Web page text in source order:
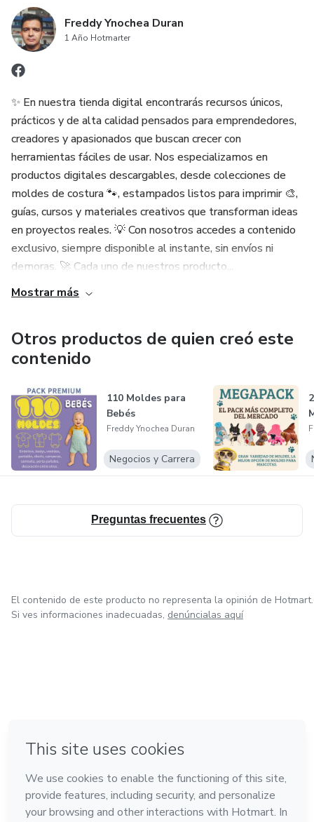
Freddy Ynochea Duran
1 Año Hotmarter
✨ En nuestra tienda digital encontrarás recursos únicos,
prácticos y de alta calidad pensados para emprendedores,
creadores y apasionados que buscan crecer con
herramientas fáciles de usar. Nos especializamos en
productos digitales descargables, desde colecciones de
moldes de costura 🐾, estampados listos para imprimir 🎨,
guías, cursos y materiales creativos que transforman ideas
en proyectos reales. 💡 Con nosotros accedes a contenido
exclusivo, siempre disponible al instante, sin envíos ni
demoras. 🚀 Cada uno de nuestros producto...
Mostrar más
Otros productos de quien creó este
contenido
110 Moldes para
Bebés
Freddy Ynochea Duran
Negocios y Carrera
Preguntas frecuentes
El contenido de este producto no representa la opinión de Hotmart.
Si ves informaciones inadecuadas, denúncialas aquí
Hecho con❤ en Belo Horizonte